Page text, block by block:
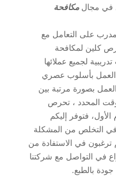
في مجالمكافحة
على التعامل مع
كلين لمكافحة
لجميع عملائها
العمل بأسلوب عصري
بصورة مرتبة بين
المحدد ، تحرص
فتوفر إليكم
التخلص من المشكلة
ترغبون في الاستفادة من
في التواصل مع شركتنا
بالطبع.